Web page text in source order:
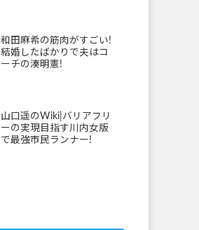
和田麻希の筋肉がすごい!
結婚したばかりで夫はコ
ーチの湊明憲!
山口遥のWiki|バリアフリ
ーの実現目指す川内女版
で最強市民ランナー!